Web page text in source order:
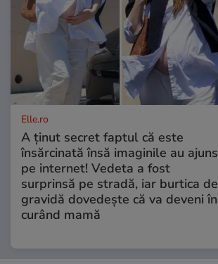
Elle.ro
A ținut secret faptul că este
însărcinată însă imaginile au ajuns
pe internet! Vedeta a fost
surprinsă pe stradă, iar burtica de
gravidă dovedește că va deveni în
curând mamă